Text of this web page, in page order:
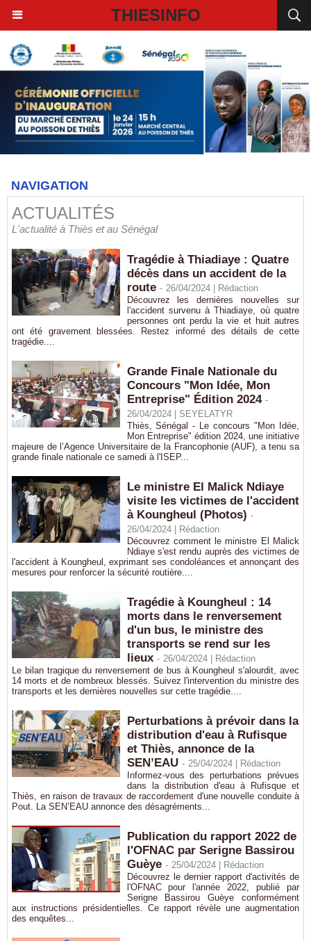
THIESINFO
NAVIGATION
ACTUALITÉS
L'actualité à Thiès et au Sénégal
Tragédie à Thiadiaye : Quatre
décès dans un accident de la
route - 26/04/2024 |
Rédaction
Découvrez les dernières nouvelles sur
l'accident survenu à Thiadiaye, où quatre
personnes ont perdu la vie et huit autres
ont été gravement blessées. Restez informé des détails de cette
tragédie....
Grande Finale Nationale du
Concours "Mon Idée, Mon
Entreprise" Édition 2024 -
26/04/2024 | SEYELATYR
Thiès, Sénégal - Le concours "Mon Idée,
Mon Entreprise" édition 2024, une initiative
majeure de l’Agence Universitaire de la Francophonie (AUF), a tenu sa
grande finale nationale ce samedi à l'ISEP...
Le ministre El Malick Ndiaye
visite les victimes de l'accident
à Koungheul (Photos) -
26/04/2024 |
Rédaction
Découvrez comment le ministre El Malick
Ndiaye s'est rendu auprès des victimes de
l'accident à Koungheul, exprimant ses condoléances et annonçant des
mesures pour renforcer la sécurité routière....
Tragédie à Koungheul : 14
morts dans le renversement
d'un bus, le ministre des
transports se rend sur les
lieux - 26/04/2024 |
Rédaction
Le bilan tragique du renversement de bus à Koungheul s'alourdit, avec
14 morts et de nombreux blessés. Suivez l'intervention du ministre des
transports et les dernières nouvelles sur cette tragédie....
Perturbations à prévoir dans la
distribution d'eau à Rufisque
et Thiès, annonce de la
SEN’EAU - 25/04/2024 |
Rédaction
Informez-vous des perturbations prévues
dans la distribution d'eau à Rufisque et
Thiès, en raison de travaux de raccordement d'une nouvelle conduite à
Pout. La SEN’EAU annonce des désagréments...
Publication du rapport 2022 de
l'OFNAC par Serigne Bassirou
Guèye - 25/04/2024 |
Rédaction
Découvrez le dernier rapport d'activités de
l'OFNAC pour l'année 2022, publié par
Serigne Bassirou Guèye conformément
aux instructions présidentielles. Ce rapport révèle une augmentation
des enquêtes...